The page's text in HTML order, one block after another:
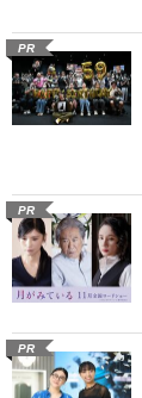
PR
PR
PR